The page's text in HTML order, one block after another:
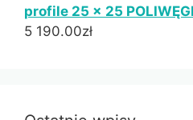
profile 25 × 25
5 190.00zł